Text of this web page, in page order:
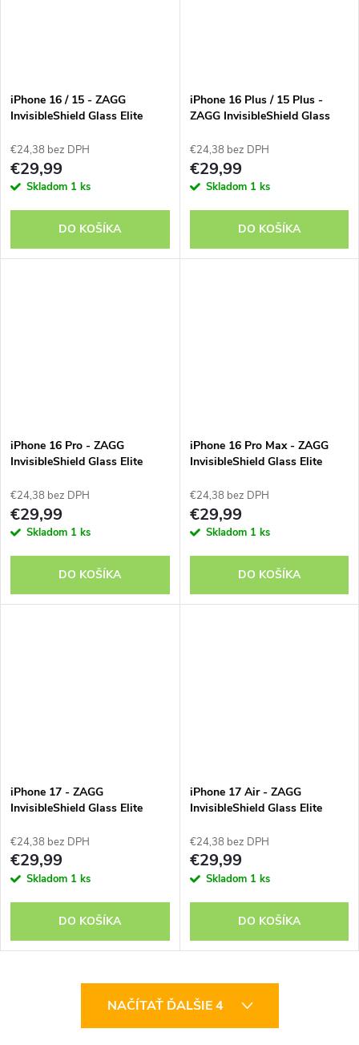
iPhone 16 / 15 - ZAGG
InvisibleShield Glass Elite
€24,38 bez DPH
€29,99
Skladom 1 ks
DO KOŠÍKA
iPhone 16 Plus / 15 Plus -
ZAGG InvisibleShield Glass
€24,38 bez DPH
€29,99
Skladom 1 ks
DO KOŠÍKA
iPhone 16 Pro - ZAGG
InvisibleShield Glass Elite
€24,38 bez DPH
€29,99
Skladom 1 ks
DO KOŠÍKA
iPhone 16 Pro Max - ZAGG
InvisibleShield Glass Elite
€24,38 bez DPH
€29,99
Skladom 1 ks
DO KOŠÍKA
iPhone 17 - ZAGG
InvisibleShield Glass Elite
€24,38 bez DPH
€29,99
Skladom 1 ks
DO KOŠÍKA
iPhone 17 Air - ZAGG
InvisibleShield Glass Elite
€24,38 bez DPH
€29,99
Skladom 1 ks
DO KOŠÍKA
NAČÍTAŤ ĎALŠIE 4